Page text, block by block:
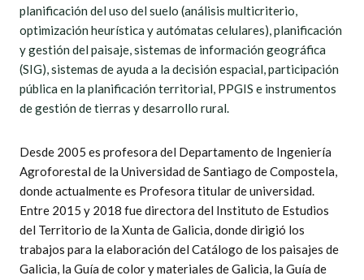
planificación del uso del suelo (análisis multicriterio,
optimización heurística y autómatas celulares), planificación
y gestión del paisaje, sistemas de información geográfica
(SIG), sistemas de ayuda a la decisión espacial, participación
pública en la planificación territorial, PPGIS e instrumentos
de gestión de tierras y desarrollo rural.
Desde 2005 es profesora del Departamento de Ingeniería
Agroforestal de la Universidad de Santiago de Compostela,
donde actualmente es Profesora titular de universidad.
Entre 2015 y 2018 fue directora del Instituto de Estudios
del Territorio de la Xunta de Galicia, donde dirigió los
trabajos para la elaboración del Catálogo de los paisajes de
Galicia, la Guía de color y materiales de Galicia, la Guía de